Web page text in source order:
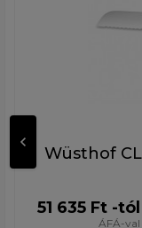
Wüsthof
51 635 Ft -tól
ÁFÁ-val